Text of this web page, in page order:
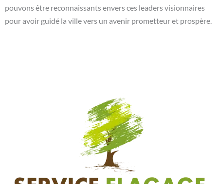
pouvons être reconnaissants envers ces leaders visionnaires
pour avoir guidé la ville vers un avenir prometteur et prospère.